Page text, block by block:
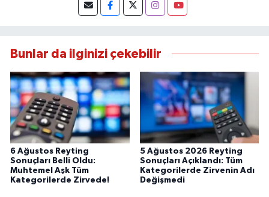
Bunlar da ilginizi çekebilir
6 Ağustos Reyting
Sonuçları Belli Oldu:
Muhtemel Aşk Tüm
Kategorilerde Zirvede!
5 Ağustos 2026 Reyting
Sonuçları Açıklandı: Tüm
Kategorilerde Zirvenin Adı
Değişmedi